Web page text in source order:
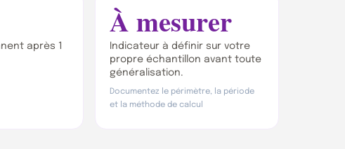
après 1
À mesurer
Indicateur à définir sur votre
propre échantillon avant toute
généralisation.
Documentez le périmètre, la période
et la méthode de calcul